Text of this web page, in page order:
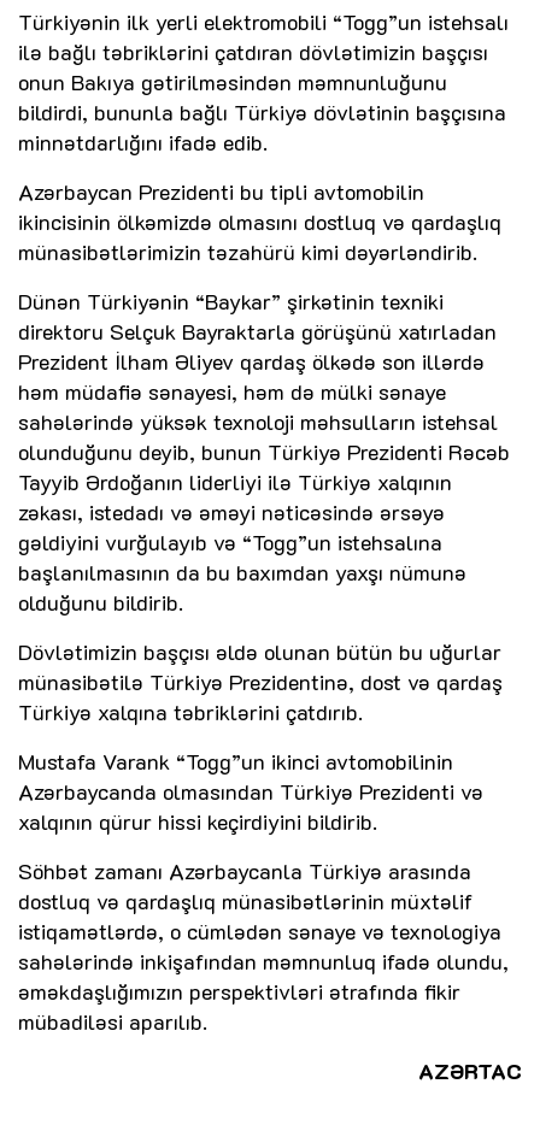
Türkiyənin ilk yerli elektromobili “Togg”un istehsalı
ilə bağlı təbriklərini çatdıran dövlətimizin başçısı
onun Bakıya gətirilməsindən məmnunluğunu
bildirdi, bununla bağlı Türkiyə dövlətinin başçısına
minnətdarlığını ifadə edib.
Azərbaycan Prezidenti bu tipli avtomobilin
ikincisinin ölkəmizdə olmasını dostluq və qardaşlıq
münasibətlərimizin təzahürü kimi dəyərləndirib.
Dünən Türkiyənin “Baykar” şirkətinin texniki
direktoru Selçuk Bayraktarla görüşünü xatırladan
Prezident İlham Əliyev qardaş ölkədə son illərdə
həm müdafiə sənayesi, həm də mülki sənaye
sahələrində yüksək texnoloji məhsulların istehsal
olunduğunu deyib, bunun Türkiyə Prezidenti Rəcəb
Tayyib Ərdoğanın liderliyi ilə Türkiyə xalqının
zəkası, istedadı və əməyi nəticəsində ərsəyə
gəldiyini vurğulayıb və “Togg”un istehsalına
başlanılmasının da bu baxımdan yaxşı nümunə
olduğunu bildirib.
Dövlətimizin başçısı əldə olunan bütün bu uğurlar
münasibətilə Türkiyə Prezidentinə, dost və qardaş
Türkiyə xalqına təbriklərini çatdırıb.
Mustafa Varank “Togg”un ikinci avtomobilinin
Azərbaycanda olmasından Türkiyə Prezidenti və
xalqının qürur hissi keçirdiyini bildirib.
Söhbət zamanı Azərbaycanla Türkiyə arasında
dostluq və qardaşlıq münasibətlərinin müxtəlif
istiqamətlərdə, o cümlədən sənaye və texnologiya
sahələrində inkişafından məmnunluq ifadə olundu,
əməkdaşlığımızın perspektivləri ətrafında fikir
mübadiləsi aparılıb.
AZƏRTAC